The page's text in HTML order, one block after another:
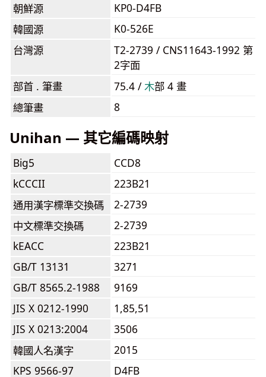
朝鮮源
KP0-D4FB
韓國源
K0-526E
台灣源
T2-2739 / CNS11643-1992 第
2字面
部首 . 筆畫
75.4 /⽊部 4 畫
總筆畫
8
Unihan — 其它編碼映射
Big5
CCD8
kCCCII
223B21
通用漢字標準交換碼
2-2739
中文標準交換碼
2-2739
kEACC
223B21
GB/T 13131
3271
GB/T 8565.2-1988
9169
JIS X 0212-1990
1,85,51
JIS X 0213:2004
3506
韓國人名漢字
2015
KPS 9566-97
D4FB